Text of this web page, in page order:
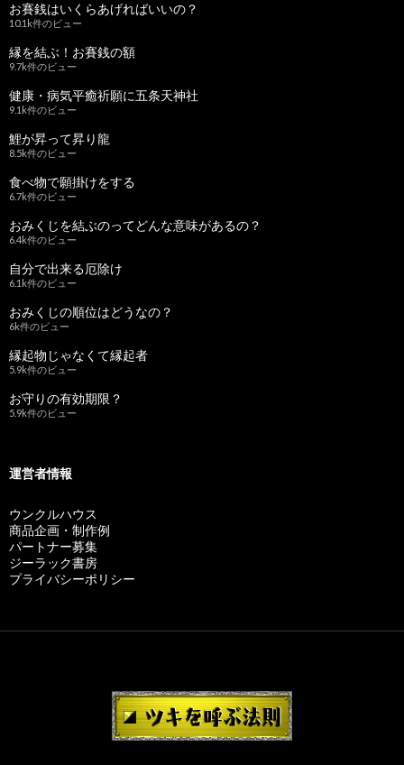
お賽銭はいくらあげればいいの？
10.1k件のビュー
縁を結ぶ！お賽銭の額
9.7k件のビュー
健康・病気平癒祈願に五条天神社
9.1k件のビュー
鯉が昇って昇り龍
8.5k件のビュー
食べ物で願掛けをする
6.7k件のビュー
おみくじを結ぶのってどんな意味があるの？
6.4k件のビュー
自分で出来る厄除け
6.1k件のビュー
おみくじの順位はどうなの？
6k件のビュー
縁起物じゃなくて縁起者
5.9k件のビュー
お守りの有効期限？
5.9k件のビュー
運営者情報
ウンクルハウス
商品企画・制作例
パートナー募集
ジーラック書房
プライバシーポリシー